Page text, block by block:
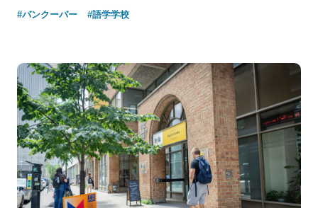
#バンクーバー #語学学校